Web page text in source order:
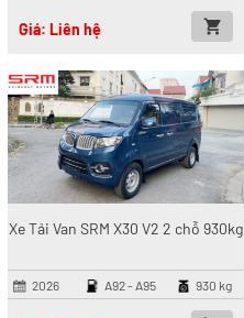
Giá: Liên hệ
Xe Tải Van SRM X30 V2 2 chỗ 930kg
2026 A92 - A95 930 kg